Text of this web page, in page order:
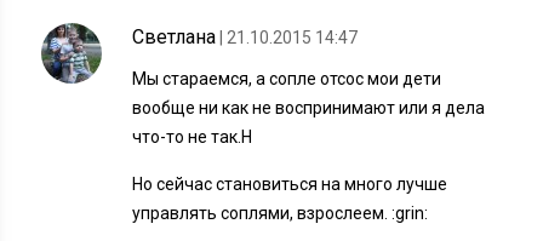
Светлана | 21.10.2015 14:47
Мы стараемся, а сопле отсос мои дети
вообще ни как не воспринимают или я дела
что-то не так.Н
Но сейчас становиться на много лучше
управлять соплями, взрослеем. :grin: